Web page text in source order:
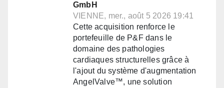
GmbH
VIENNE, mer., août 5 2026 19:41
Cette acquisition renforce le
portefeuille de P&F dans le
domaine des pathologies
cardiaques structurelles grâce à
l'ajout du système d'augmentation
AngelValve™, une solution